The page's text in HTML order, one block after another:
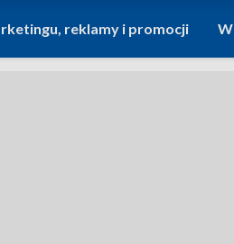
reklamy i promocji